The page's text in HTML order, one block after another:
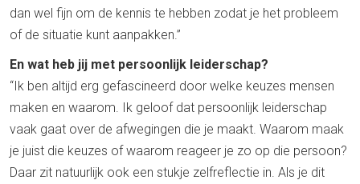
dan wel fijn om de kennis te hebben zodat je het probleem
of de situatie kunt aanpakken.”
En wat heb jij met persoonlijk leiderschap?
“Ik ben altijd erg gefascineerd door welke keuzes mensen
maken en waarom. Ik geloof dat persoonlijk leiderschap
vaak gaat over de afwegingen die je maakt. Waarom maak
je juist die keuzes of waarom reageer je zo op die persoon?
Daar zit natuurlijk ook een stukje zelfreflectie in. Als je dit